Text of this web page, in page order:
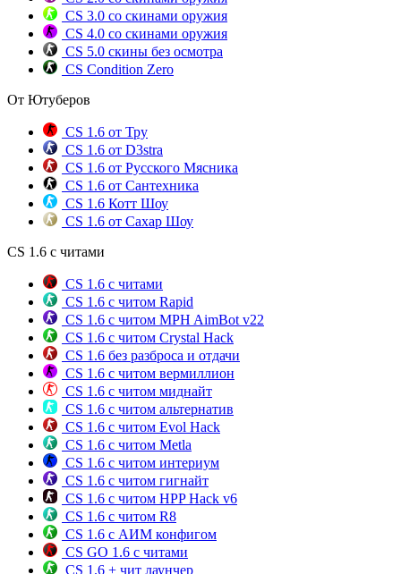
CS 3.0 со скинами оружия
CS 4.0 со скинами оружия
CS 5.0 скины без осмотра
CS Condition Zero
От Ютуберов
CS 1.6 от Тру
CS 1.6 от D3stra
CS 1.6 от Русского Мясника
CS 1.6 от Сантехника
CS 1.6 Котт Шоу
CS 1.6 от Сахар Шоу
CS 1.6 с читами
CS 1.6 с читами
CS 1.6 с читом Rapid
CS 1.6 с читом MPH AimBot v22
CS 1.6 с читом Crystal Hack
CS 1.6 без разброса и отдачи
CS 1.6 с читом вермиллион
CS 1.6 с читом миднайт
CS 1.6 с читом альтернатив
CS 1.6 с читом Evol Hack
CS 1.6 с читом Metla
CS 1.6 с читом интериум
CS 1.6 с читом гигнайт
CS 1.6 с читом HPP Hack v6
CS 1.6 с читом R8
CS 1.6 с АИМ конфигом
CS GO 1.6 с читами
CS 1.6 + чит лаунчер